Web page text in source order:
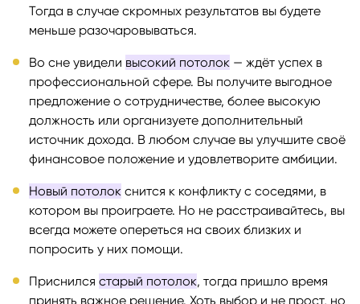
Тогда в случае скромных результатов вы будете
меньше разочаровываться.
Во сне увидели высокий потолок — ждёт успех в
профессиональной сфере. Вы получите выгодное
предложение о сотрудничестве, более высокую
должность или организуете дополнительный
источник дохода. В любом случае вы улучшите своё
финансовое положение и удовлетворите амбиции.
Новый потолок снится к конфликту с соседями, в
котором вы проиграете. Но не расстраивайтесь, вы
всегда можете опереться на своих близких и
попросить у них помощи.
Приснился старый потолок, тогда пришло время
принять важное решение. Хоть выбор и не прост, но